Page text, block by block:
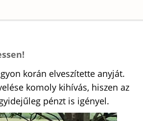
korán elveszítette anyját.
komoly kihívás, hiszen az
pénzt is igényel.